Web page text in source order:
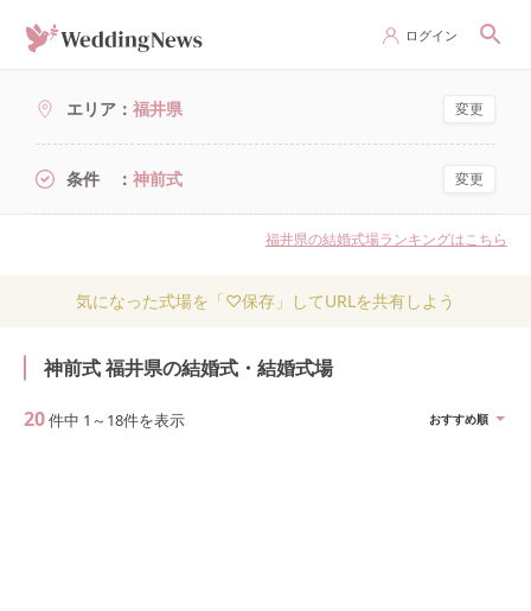
ログイン
エリア 福井県 変更
条件 神前式 変更
福井県の結婚式場ランキングはこちら
気になった式場を「♡保存」してURLを共有しよう
神前式 福井県の結婚式・結婚式場
20件中 1 ～ 18件を表示 おすすめ順